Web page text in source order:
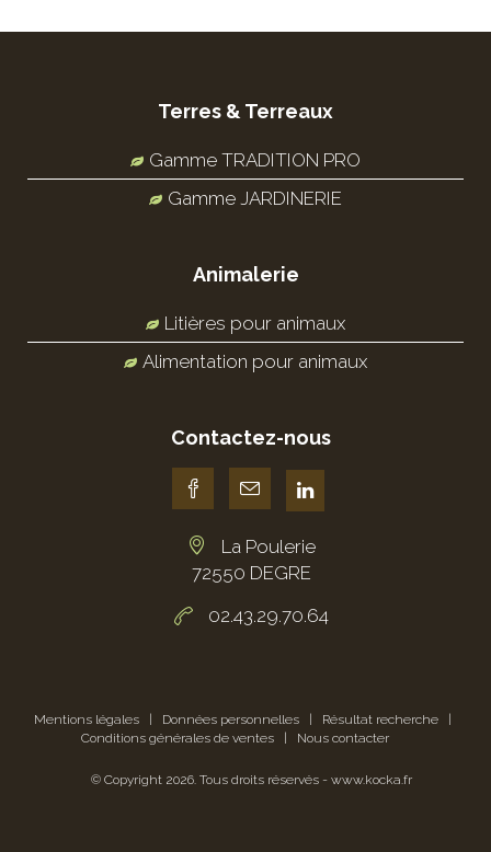
Terres & Terreaux
Gamme TRADITION PRO
Gamme JARDINERIE
Animalerie
Litières pour animaux
Alimentation pour animaux
Contactez-nous
La Poulerie
72550 DEGRE
02.43.29.70.64
Mentions légales| Données personnelles| Résultat recherche|
Conditions générales de ventes| Nous contacter
© Copyright 2026. Tous droits réservés - www.kocka.fr